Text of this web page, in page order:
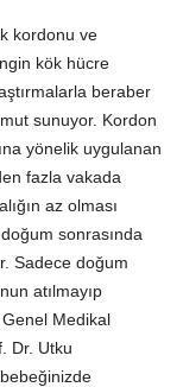
kordonu ve
kök hücre
beraber
sunuyor. Kordon
yönelik uygulanan
fazla vakada
az olması
sonrasında
Sadece doğum
atılmayıp
Medikal
Dr. Utku